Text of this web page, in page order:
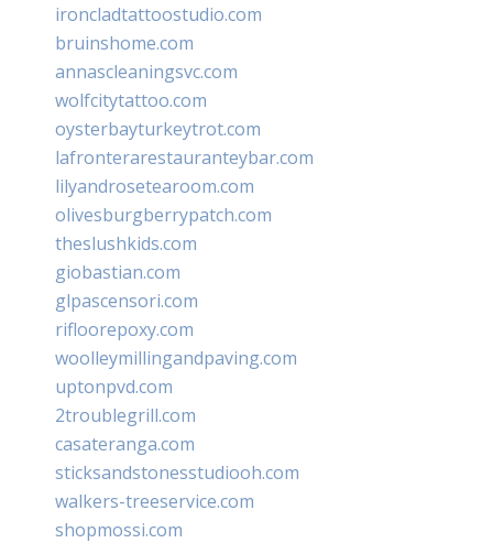
ironcladtattoostudio.com
bruinshome.com
annascleaningsvc.com
wolfcitytattoo.com
oysterbayturkeytrot.com
lafronterarestauranteybar.com
lilyandrosetearoom.com
olivesburgberrypatch.com
theslushkids.com
giobastian.com
glpascensori.com
rifloorepoxy.com
woolleymillingandpaving.com
uptonpvd.com
2troublegrill.com
casateranga.com
sticksandstonesstudiooh.com
walkers-treeservice.com
shopmossi.com